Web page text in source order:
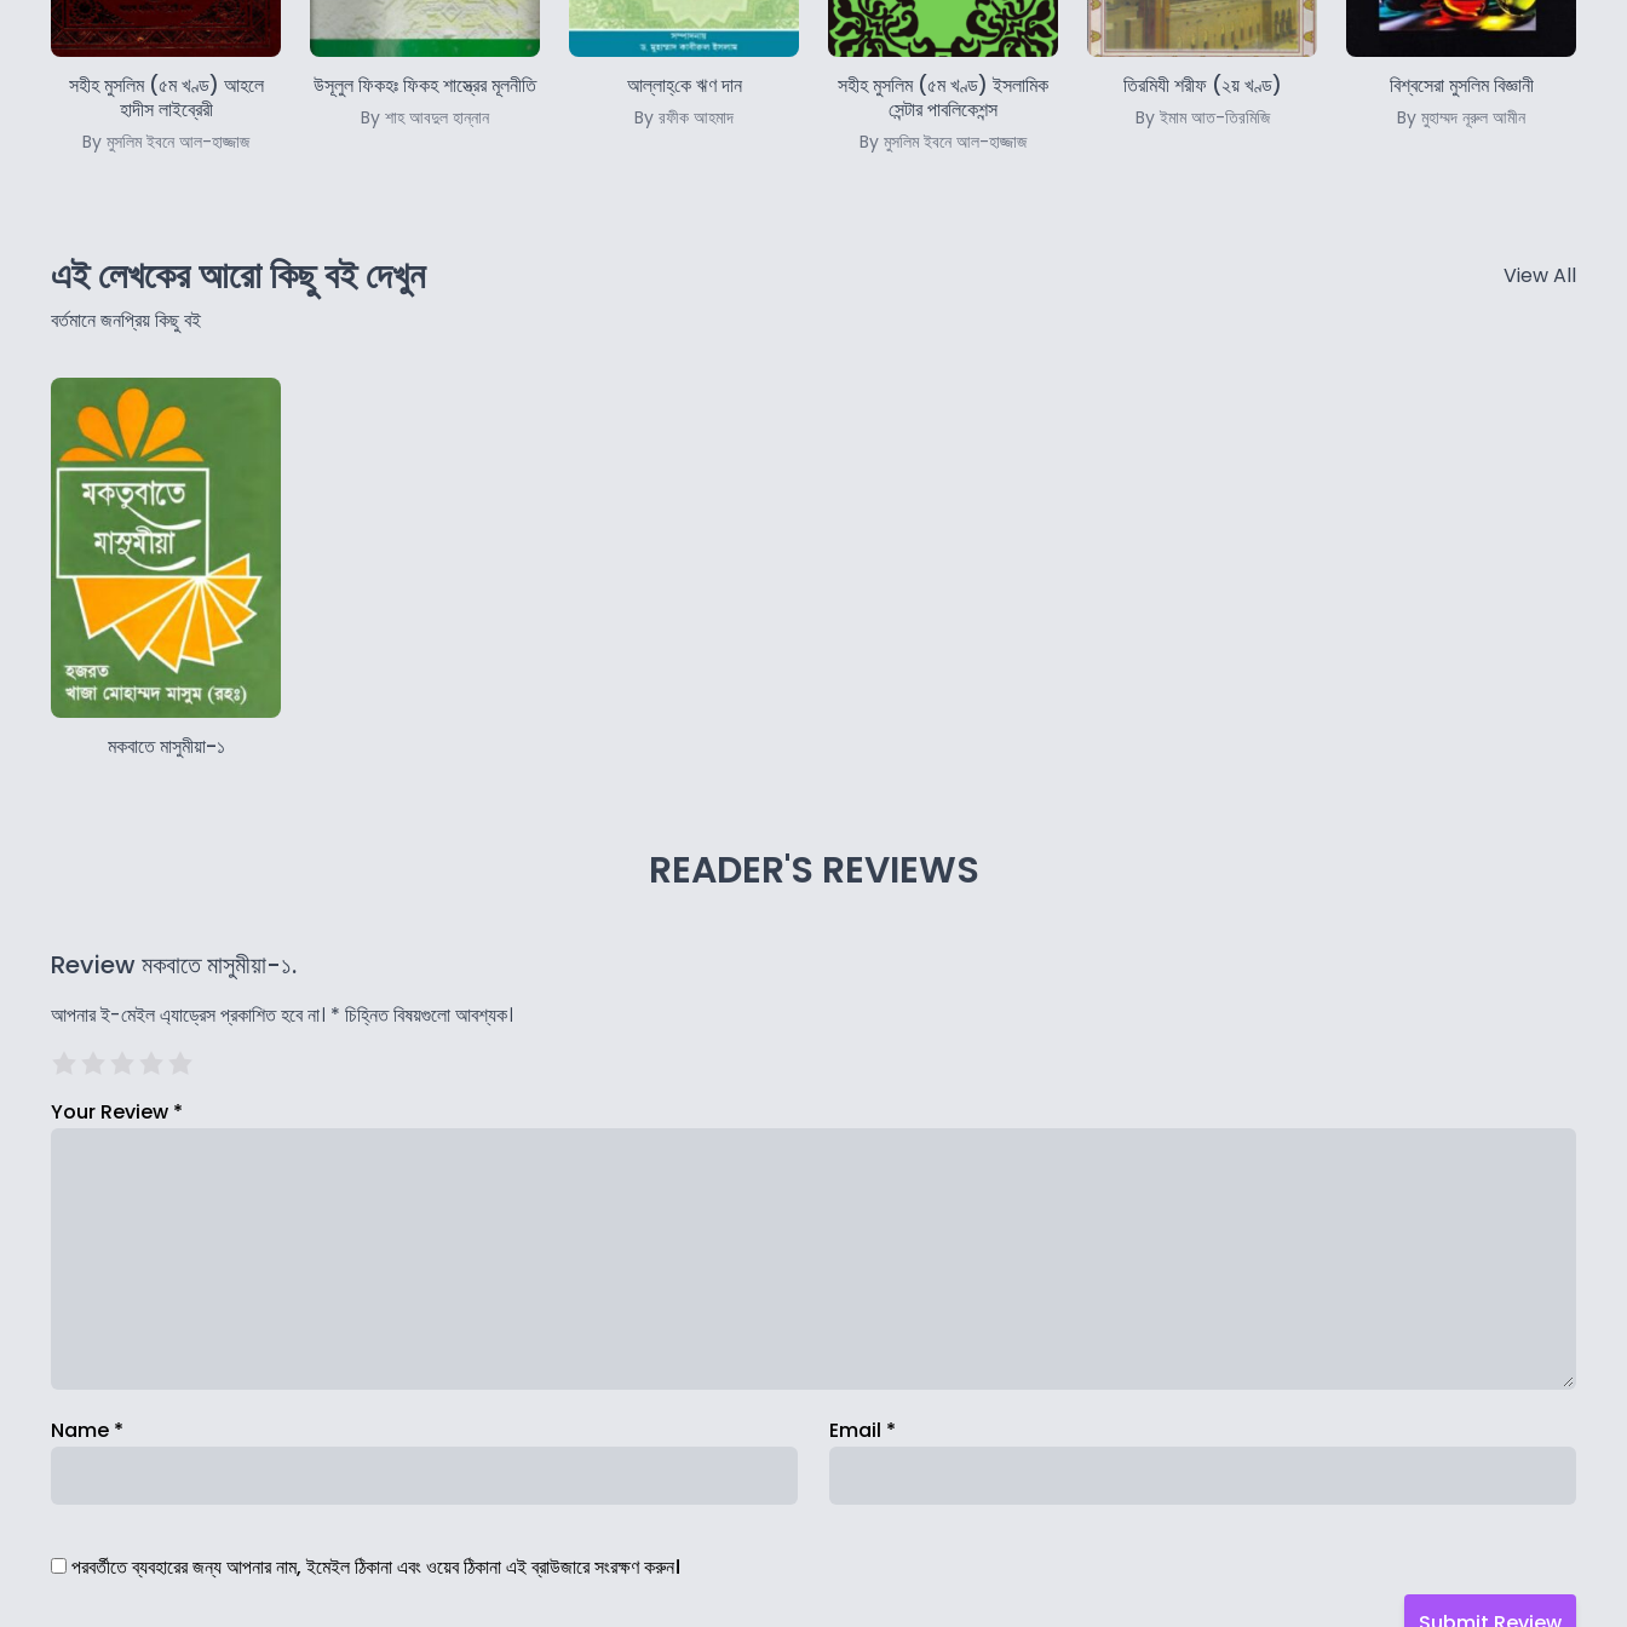
সহীহ মুসলিম (৫ম খণ্ড) আহলে
হাদীস লাইব্রেরী
By মুসলিম ইবনে আল-হাজ্জাজ
উসূলুল ফিকহঃ ফিকহ শাস্ত্রের মূলনীতি
By শাহ আবদুল হান্নান
আল্লাহ্‌কে ঋণ দান
By রফীক আহমাদ
সহীহ মুসলিম (৫ম খণ্ড) ইসলামিক
সেন্টার পাবলিকেশন্স
By মুসলিম ইবনে আল-হাজ্জাজ
তিরমিযী শরীফ (২য় খণ্ড)
By ইমাম আত-তিরমিজি
বিশ্বসেরা মুসলিম বিজ্ঞানী
By মুহাম্মদ নূরুল আমীন
এই লেখকের আরো কিছু বই দেখুন
বর্তমানে জনপ্রিয় কিছু বই
View All
মকবাতে মাসুমীয়া-১
READER'S REVIEWS
Review মকবাতে মাসুমীয়া-১.
আপনার ই-মেইল এ্যাড্রেস প্রকাশিত হবে না। * চিহ্নিত বিষয়গুলো আবশ্যক।
Your Review *
Name * Email *
পরবর্তীতে ব্যবহারের জন্য আপনার নাম, ইমেইল ঠিকানা এবং ওয়েব ঠিকানা এই ব্রাউজারে সংরক্ষণ করুন।